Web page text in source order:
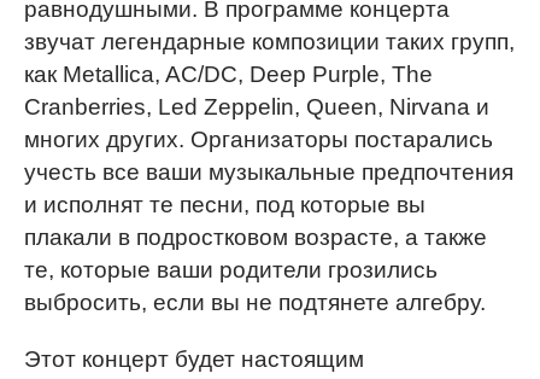
равнодушными. В программе концерта
звучат легендарные композиции таких групп,
как Metallica, AC/DC, Deep Purple, The
Cranberries, Led Zeppelin, Queen, Nirvana и
многих других. Организаторы постарались
учесть все ваши музыкальные предпочтения
и исполнят те песни, под которые вы
плакали в подростковом возрасте, а также
те, которые ваши родители грозились
выбросить, если вы не подтянете алгебру.
Этот концерт будет настоящим